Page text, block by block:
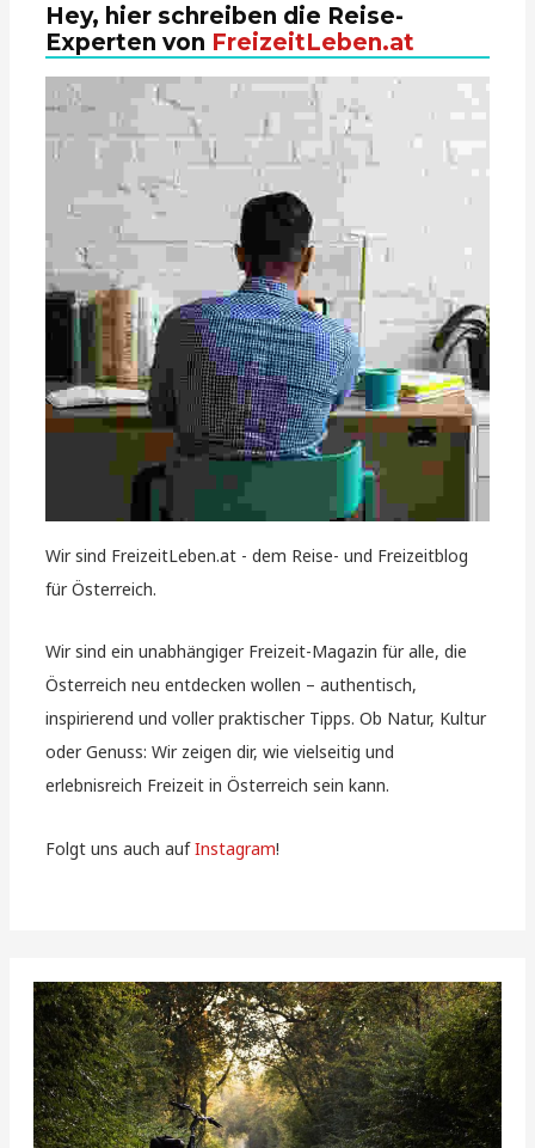
Hey, hier schreiben die Reise-
Experten von FreizeitLeben.at
Wir sind FreizeitLeben.at - dem Reise- und Freizeitblog
für Österreich.
Wir sind ein unabhängiger Freizeit-Magazin für alle, die
Österreich neu entdecken wollen – authentisch,
inspirierend und voller praktischer Tipps. Ob Natur, Kultur
oder Genuss: Wir zeigen dir, wie vielseitig und
erlebnisreich Freizeit in Österreich sein kann.
Folgt uns auch aufInstagram!